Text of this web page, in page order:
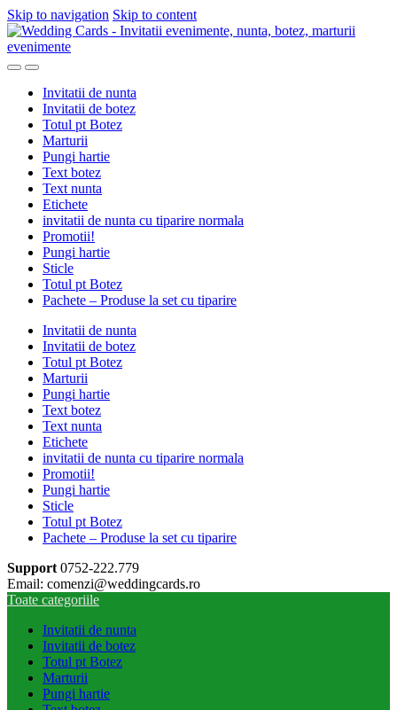
Skip to navigation Skip to content
Invitatii de nunta
Invitatii de botez
Totul pt Botez
Marturii
Pungi hartie
Text botez
Text nunta
Etichete
invitatii de nunta cu tiparire normala
Promotii!
Pungi hartie
Sticle
Totul pt Botez
Pachete – Produse la set cu tiparire
Invitatii de nunta
Invitatii de botez
Totul pt Botez
Marturii
Pungi hartie
Text botez
Text nunta
Etichete
invitatii de nunta cu tiparire normala
Promotii!
Pungi hartie
Sticle
Totul pt Botez
Pachete – Produse la set cu tiparire
Support 0752-222.779
Email: comenzi@weddingcards.ro
Toate categoriile
Invitatii de nunta
Invitatii de botez
Totul pt Botez
Marturii
Pungi hartie